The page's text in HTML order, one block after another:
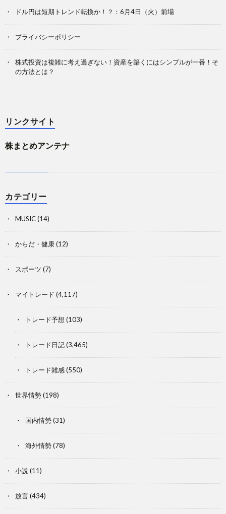
ドル円は短期トレンド転換か！？：6月4日（火）前場
プライバシーポリシー
株式投資は複雑に考え過ぎない！資産を築くにはシンプルが一番！そ
の方法とは？
リンクサイト
株まとめアンテナ
カテゴリー
MUSIC(14)
からだ・健康(12)
スポーツ (7)
マイトレード (4,117)
トレード予想 (103)
トレード日記(3,465)
トレード雑感(550)
世界情勢(198)
国内情勢(31)
海外情勢(78)
小説 (11)
放言(434)